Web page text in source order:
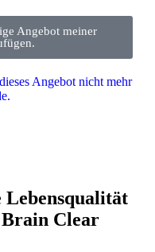
Angebot meiner
Angebot nicht mehr
Clear